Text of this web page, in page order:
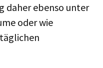
daher ebenso unter
oder wie